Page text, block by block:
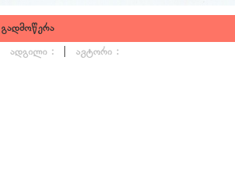
გადმოწერა
ადგილი : | ავტორი :